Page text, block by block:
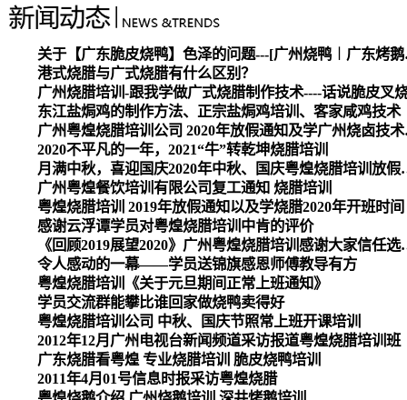
关于【广
港式烧腊与广式烧腊有什么区别？
广州烧腊培训-跟我学做广式烧腊制作技术----话说脆皮叉
东江盐焗鸡的制作方法、正宗盐焗鸡培训、客家咸鸡技术
广州粤煌
2020不平凡的一年，2021“牛”转乾坤烧腊培训
月满中秋，喜迎
广州粤煌餐饮培训有限公司复工通知 烧腊培训
粤煌烧腊培训 2019年放假通知以及学烧腊2020年开班时间
感谢云浮谭学员对粤煌烧腊培训中肯的评价
《回顾2019展望
令人感动的一幕——学员送锦旗感恩师傅教导有方
粤煌烧腊培训《关于元旦期间正常上班通知》
学员交流群能攀比谁回家做烧鸭卖得好
粤煌烧腊培训公司 中秋、国庆节照常上班开课培训
2012年12月广州电视台新闻频道采访报道粤煌烧腊培训班
广东烧腊看粤煌 专业烧腊培训 脆皮烧鸭培训
2011年4月01号信息时报采访粤煌烧腊